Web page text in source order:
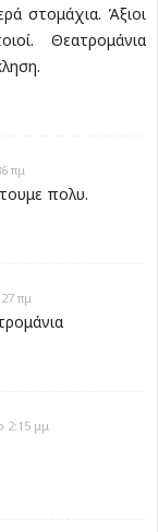
στομάχια. Άξιοι
Θεατρομάνια
πμ
πολυ.
πμ
2:15 μμ